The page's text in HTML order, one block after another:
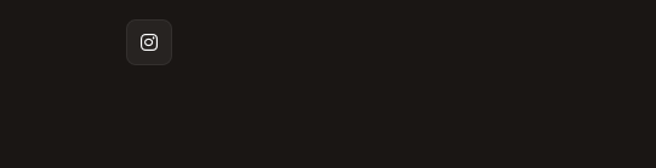
Instagram